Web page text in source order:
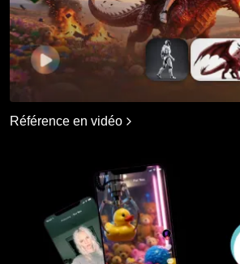
Référence en vidéo